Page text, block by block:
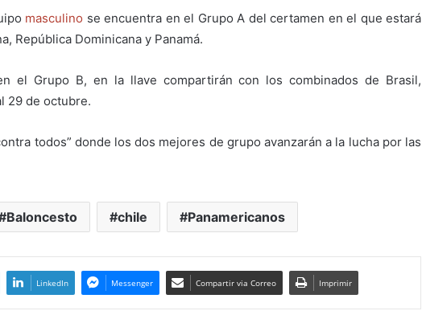
masculino se encuentra en el Grupo A del certamen en el que estará
República Dominicana y Panamá.
el Grupo B, en la llave compartirán con los combinados de Brasil,
29 de octubre.
todos” donde los dos mejores de grupo avanzarán a la lucha por las
Baloncesto chile Panamericanos
LinkedIn Messenger Compartir via Correo Imprimir